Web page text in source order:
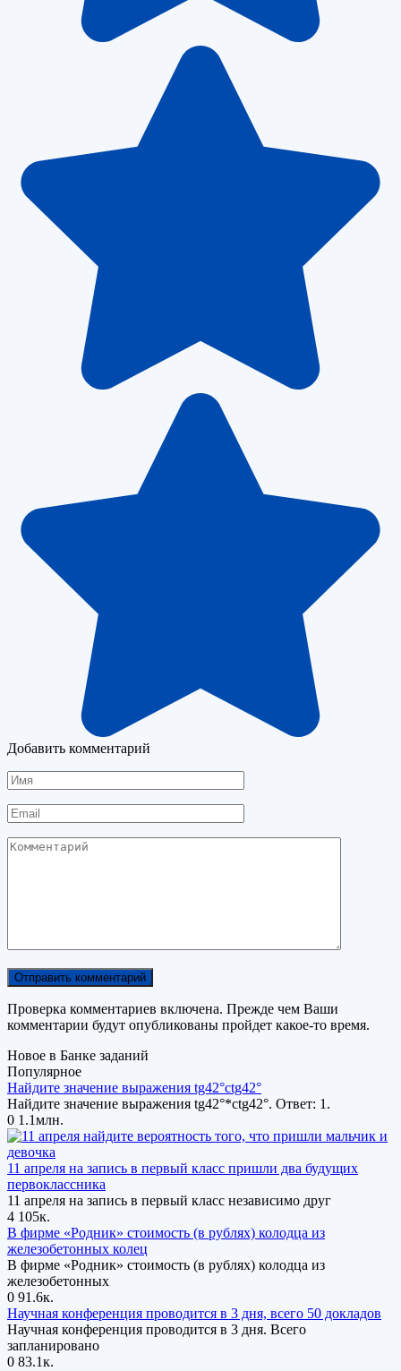
Добавить комментарий
Имя
Email
Комментарий
Проверка комментариев включена. Прежде чем Ваши
комментарии будут опубликованы пройдет какое-то время.
Новое в Банке заданий
Популярное
Найдите значение выражения tg42°ctg42°
Найдите значение выражения tg42°*ctg42°. Ответ: 1.
0 1.1млн.
11 апреля на запись в первый класс пришли два будущих
первоклассника
11 апреля на запись в первый класс независимо друг
4 105к.
В фирме «Родник» стоимость (в рублях) колодца из
железобетонных колец
В фирме «Родник» стоимость (в рублях) колодца из
железобетонных
0 91.6к.
Научная конференция проводится в 3 дня, всего 50 докладов
Научная конференция проводится в 3 дня. Всего
запланировано
0 83.1к.